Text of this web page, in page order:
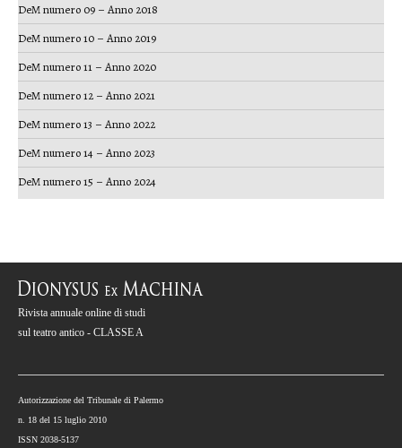
DeM numero 09 – Anno 2018
DeM numero 10 – Anno 2019
DeM numero 11 – Anno 2020
DeM numero 12 – Anno 2021
DeM numero 13 – Anno 2022
DeM numero 14 – Anno 2023
DeM numero 15 – Anno 2024
Rivista annuale online di studi
sul teatro antico - CLASSE A
Autorizzazione del Tribunale di Palermo
n. 18 del 15 luglio 2010
ISSN 2038-5137